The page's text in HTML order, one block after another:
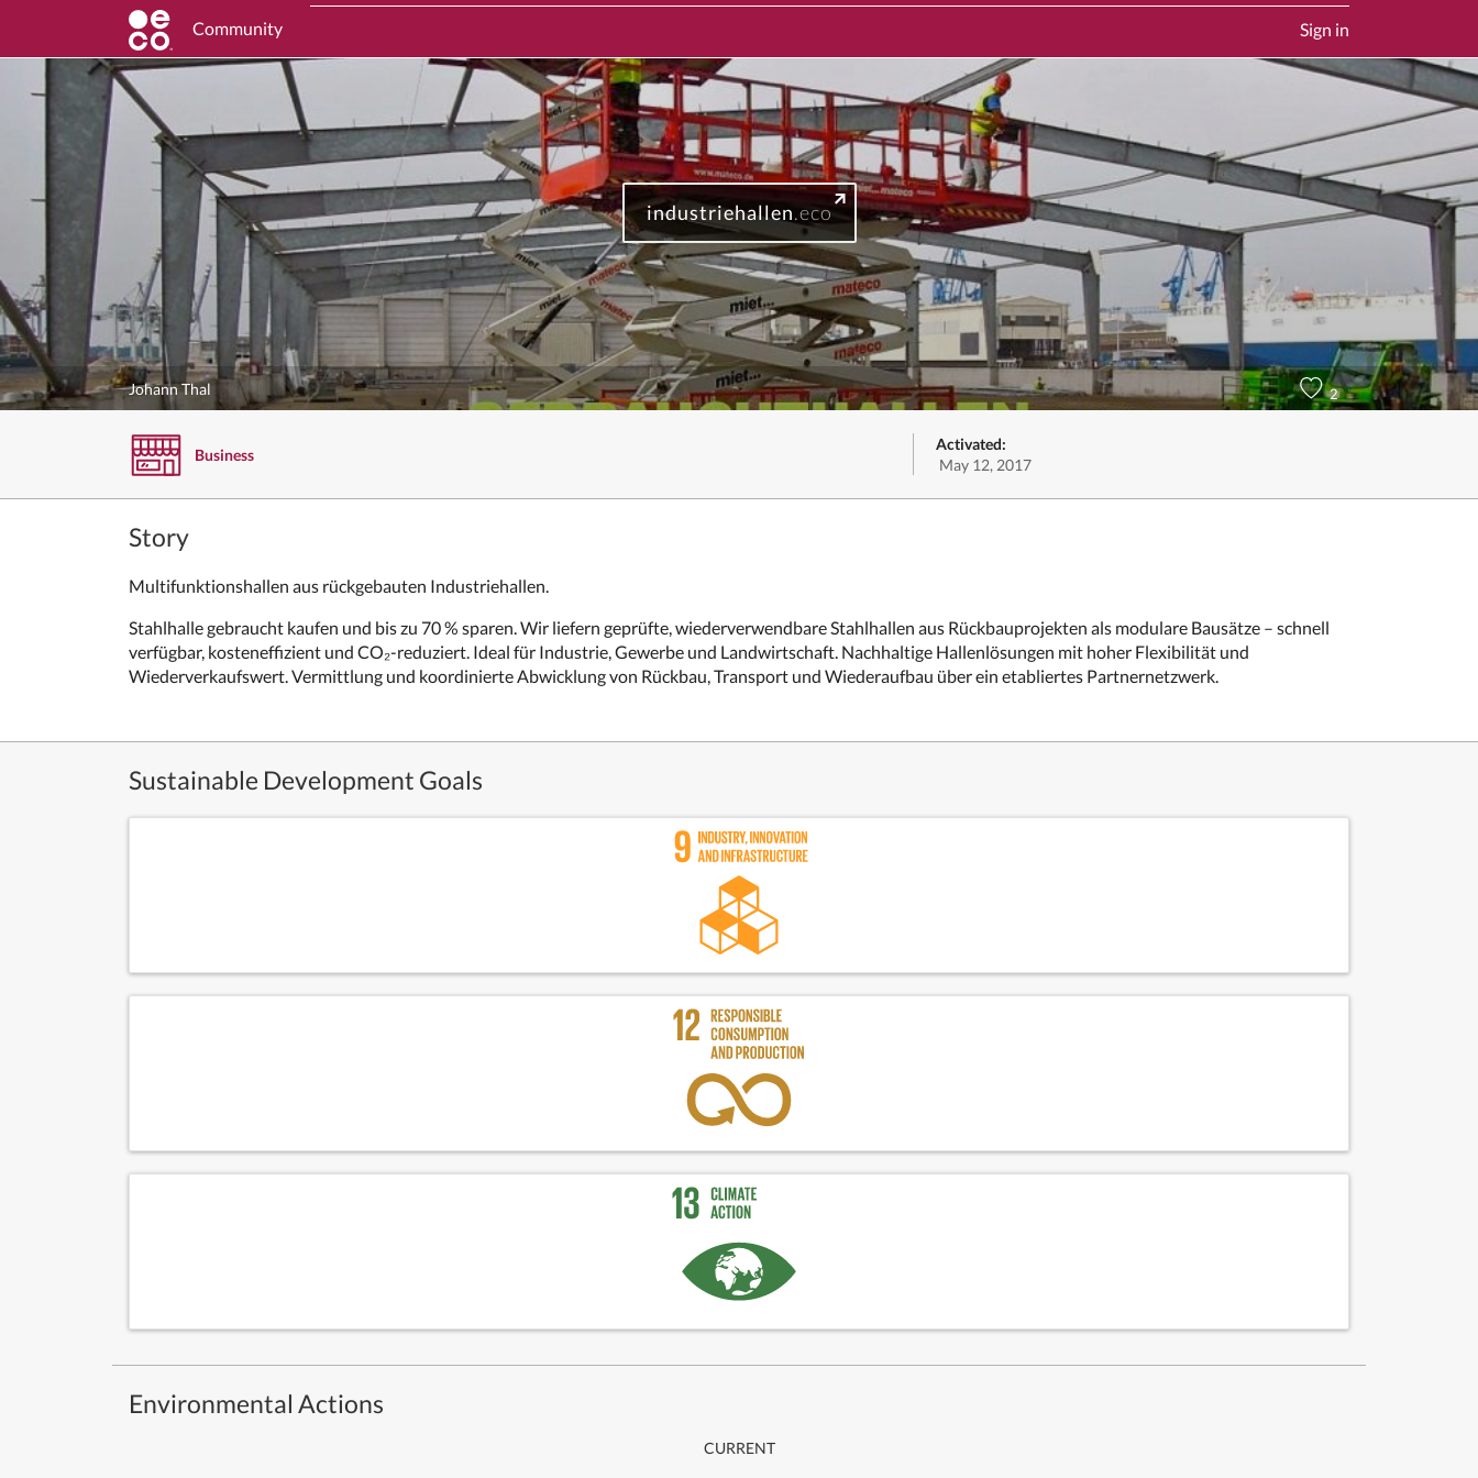
Community Sign in
industriehallen.eco
Johann Thal 2
Business
Activated:
May 12, 2017
Story
Multifunktionshallen aus rückgebauten Industriehallen.
Stahlhalle gebraucht kaufen und bis zu 70 % sparen. Wir liefern geprüfte, wiederverwendbare Stahlhallen aus Rückbauprojekten als modulare Bausätze – schnell
verfügbar, kosteneffizient und CO₂-reduziert. Ideal für Industrie, Gewerbe und Landwirtschaft. Nachhaltige Hallenlösungen mit hoher Flexibilität und
Wiederverkaufswert. Vermittlung und koordinierte Abwicklung von Rückbau, Transport und Wiederaufbau über ein etabliertes Partnernetzwerk.
Sustainable Development Goals
Environmental Actions
CURRENT